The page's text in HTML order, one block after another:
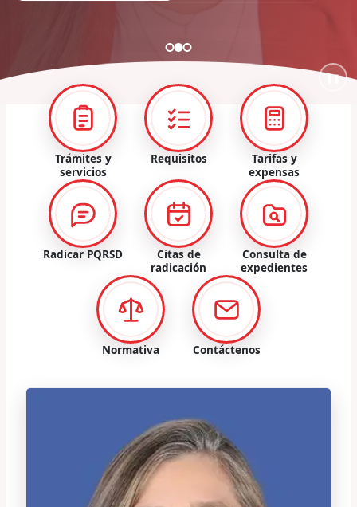
❚❚
Trámites y
servicios
Requisitos
Tarifas y
expensas
Radicar PQRSD
Citas de
radicación
Consulta de
expedientes
Normativa Contáctenos